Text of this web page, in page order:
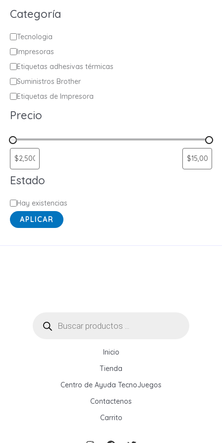
Categoría
C
a
t
e
g
r
a
Tecnologia
Impresoras
Etiquetas adhesivas térmicas
Suministros Brother
Etiquetas de Impresora
Precio
Estado
E
s
a
Hay existencias
APLICAR
productos
Inicio
Tienda
Centro de Ayuda TecnoJuegos
Contactenos
Carrito